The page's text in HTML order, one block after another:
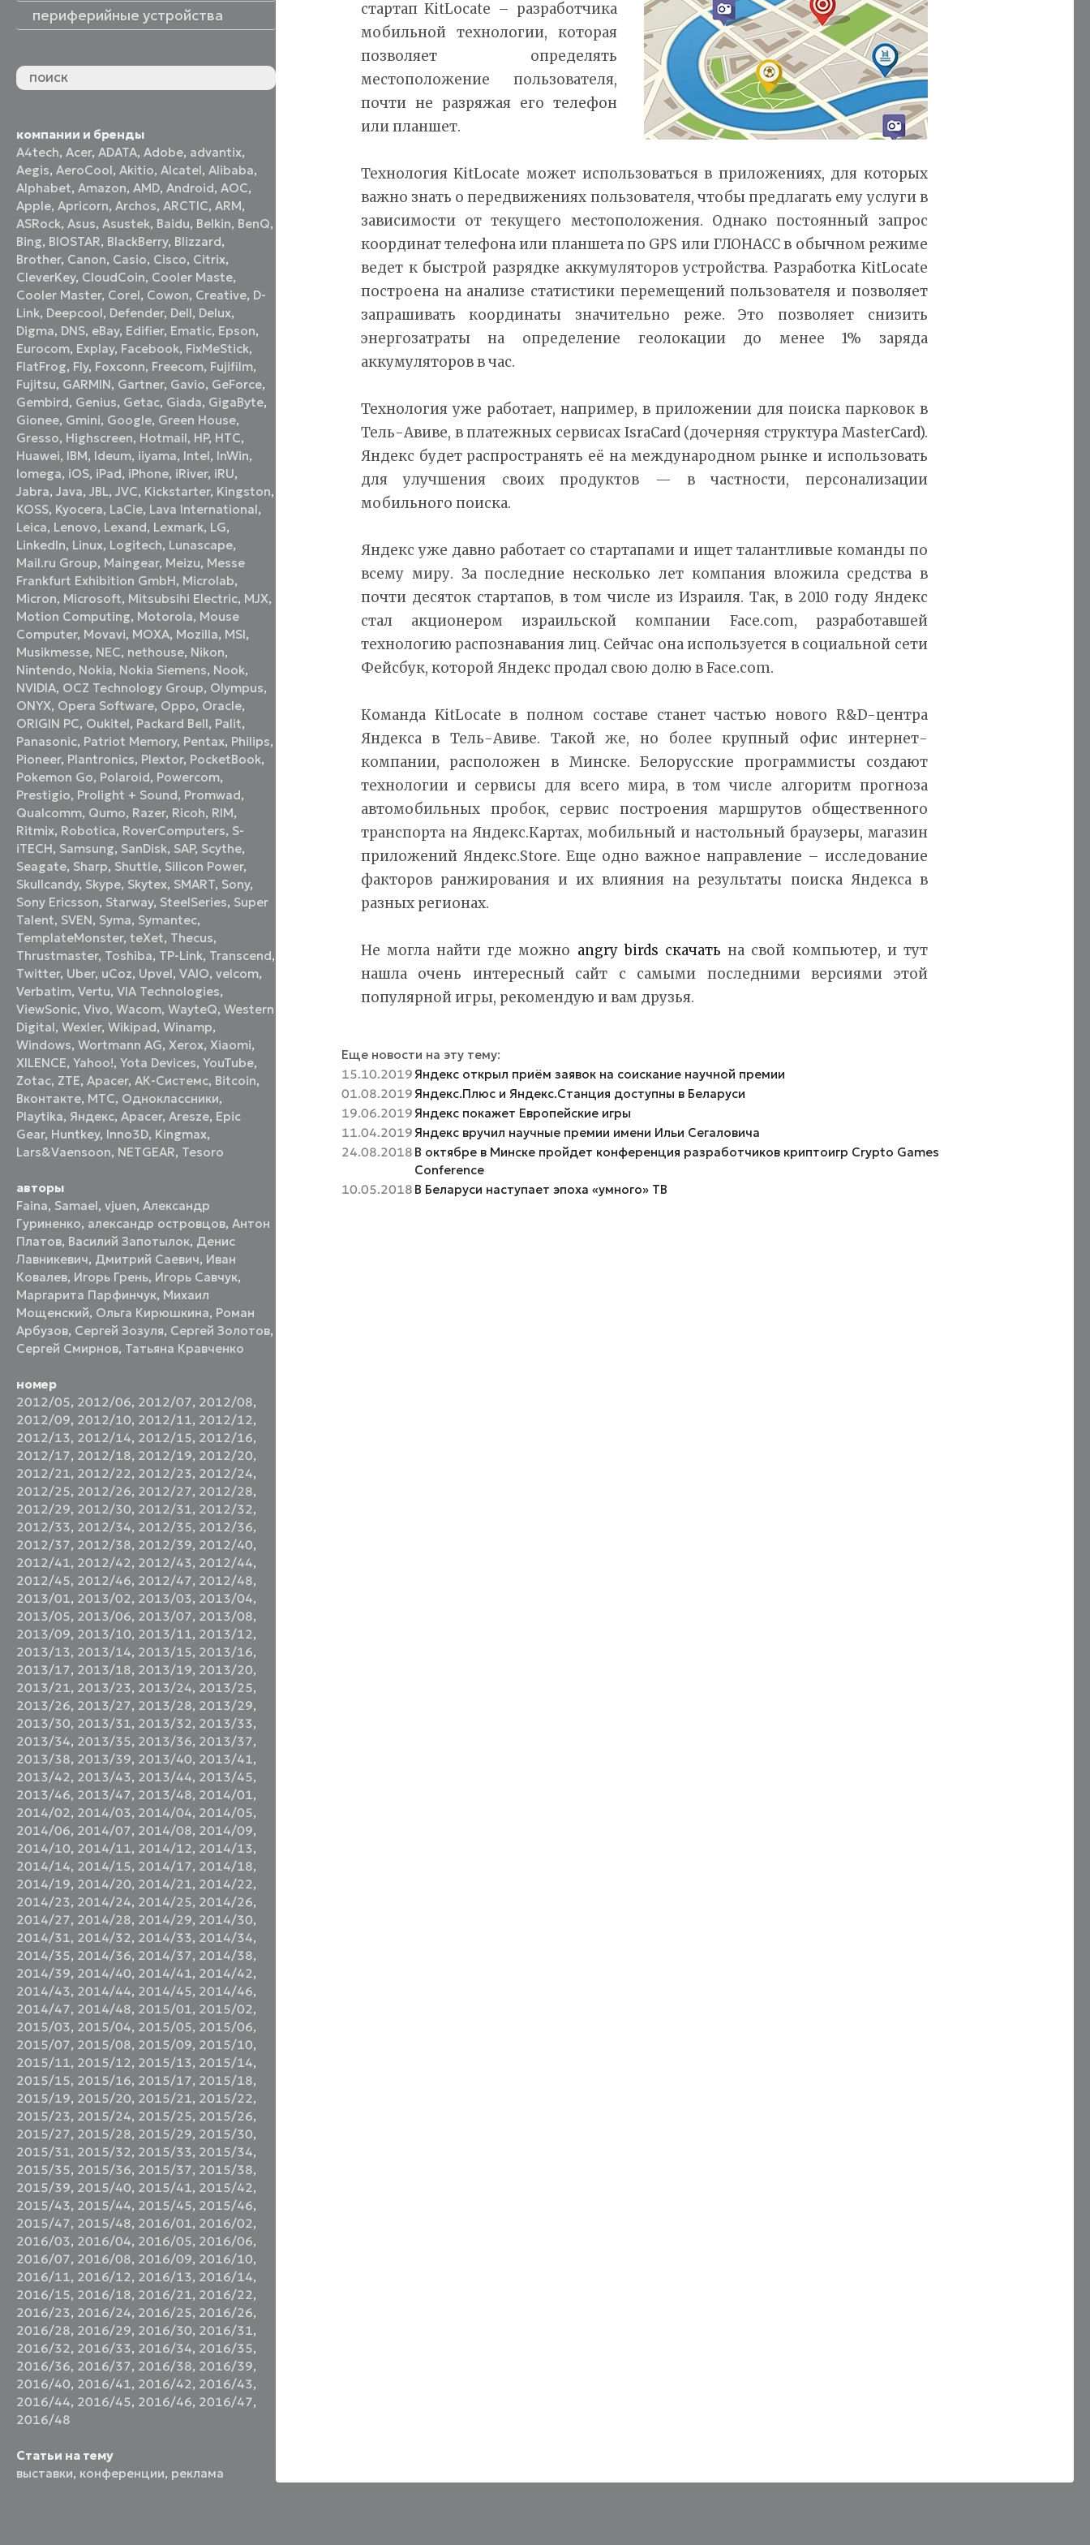
периферийные устройства
компании и бренды
A4tech,Acer,ADATA,Adobe, advantix,
Aegis,AeroCool,Akitio,Alcatel,Alibaba,
Alphabet,Amazon,AMD,Android,AOC,
Apple,Apricorn,Archos,ARCTIC,ARM,
ASRock,Asus,Asustek, Baidu, Belkin, BenQ,
Bing, BIOSTAR, BlackBerry, Blizzard,
Brother, Canon, Casio, Cisco, Citrix,
CleverKey, CloudCoin, Cooler Maste,
Cooler Master, Corel, Cowon, Creative, D-
Link, Deepcool, Defender, Dell, Delux,
Digma, DNS, eBay, Edifier, Ematic, Epson,
Eurocom, Explay, Facebook, FixMeStick,
FlatFrog, Fly, Foxconn, Freecom, Fujifilm,
Fujitsu, GARMIN, Gartner, Gavio, GeForce,
Gembird, Genius, Getac, Giada, GigaByte,
Gionee, Gmini, Google, Green House,
Gresso, Highscreen, Hotmail, HP, HTC,
Huawei, IBM, Ideum, iiyama, Intel, InWin,
Iomega, iOS, iPad, iPhone, iRiver, iRU,
Jabra,Java,JBL,JVC, Kickstarter, Kingston,
KOSS, Kyocera, LaCie, Lava International,
Leica, Lenovo, Lexand, Lexmark, LG,
LinkedIn, Linux, Logitech, Lunascape,
Mail.ru Group, Maingear, Meizu, Messe
Frankfurt Exhibition GmbH, Microlab,
Micron, Microsoft, Mitsubsihi Electric, MJX,
Motion Computing, Motorola, Mouse
Computer, Movavi, MOXA, Mozilla, MSI,
Musikmesse, NEC, nethouse, Nikon,
Nintendo, Nokia, Nokia Siemens, Nook,
NVIDIA, OCZ Technology Group, Olympus,
ONYX, Opera Software, Oppo, Oracle,
ORIGIN PC, Oukitel, Packard Bell, Palit,
Panasonic, Patriot Memory, Pentax, Philips,
Pioneer, Plantronics, Plextor, PocketBook,
Pokemon Go, Polaroid, Powercom,
Prestigio, Prolight + Sound, Promwad,
Qualcomm, Qumo, Razer, Ricoh, RIM,
Ritmix, Robotica, RoverComputers, S-
iTECH, Samsung, SanDisk, SAP, Scythe,
Seagate, Sharp, Shuttle, Silicon Power,
Skullcandy, Skype, Skytex, SMART, Sony,
Sony Ericsson, Starway, SteelSeries, Super
Talent, SVEN, Syma, Symantec,
TemplateMonster,teXet, Thecus,
Thrustmaster, Toshiba, TP-Link, Transcend,
Twitter, Uber, uCoz, Upvel,VAIO,velcom,
Verbatim,Vertu,VIA Technologies,
ViewSonic,Vivo,Wacom,WayteQ,Western
Digital,Wexler,Wikipad,Winamp,
Windows,Wortmann AG,Xerox,Xiaomi,
XILENCE,Yahoo!,Yota Devices,YouTube,
Zotac, ZTE,Аpacer,АК-Системс, Вitcoin,
Вконтакте, МТС, Одноклассники,
Playtika, Яндекс,Apacer,Aresze, Epic
Gear, Huntkey, Inno3D, Kingmax,
Lars&Vaensoon, NETGEAR, Tesoro
авторы
Faina, Samael,vjuen,Александр
Гуриненко, александр островцов,Антон
Платов, Василий Запотылок, Денис
Лавникевич, Дмитрий Саевич, Иван
Ковалев, Игорь Грень, Игорь Савчук,
Маргарита Парфинчук, Михаил
Мощенский, Ольга Кирюшкина, Роман
Арбузов, Сергей Зозуля, Сергей Золотов,
Сергей Смирнов, Татьяна Кравченко
номер
2012/05, 2012/06, 2012/07, 2012/08,
2012/09, 2012/10, 2012/11, 2012/12,
2012/13, 2012/14, 2012/15, 2012/16,
2012/17, 2012/18, 2012/19, 2012/20,
2012/21, 2012/22, 2012/23, 2012/24,
2012/25, 2012/26, 2012/27, 2012/28,
2012/29, 2012/30, 2012/31, 2012/32,
2012/33, 2012/34, 2012/35, 2012/36,
2012/37, 2012/38, 2012/39, 2012/40,
2012/41, 2012/42, 2012/43, 2012/44,
2012/45, 2012/46, 2012/47, 2012/48,
2013/01, 2013/02, 2013/03, 2013/04,
2013/05, 2013/06, 2013/07, 2013/08,
2013/09, 2013/10, 2013/11, 2013/12,
2013/13, 2013/14, 2013/15, 2013/16,
2013/17, 2013/18, 2013/19, 2013/20,
2013/21, 2013/23, 2013/24, 2013/25,
2013/26, 2013/27, 2013/28, 2013/29,
2013/30, 2013/31, 2013/32, 2013/33,
2013/34, 2013/35, 2013/36, 2013/37,
2013/38, 2013/39, 2013/40, 2013/41,
2013/42, 2013/43, 2013/44, 2013/45,
2013/46, 2013/47, 2013/48, 2014/01,
2014/02, 2014/03, 2014/04, 2014/05,
2014/06, 2014/07, 2014/08, 2014/09,
2014/10, 2014/11, 2014/12, 2014/13,
2014/14, 2014/15, 2014/17, 2014/18,
2014/19, 2014/20, 2014/21, 2014/22,
2014/23, 2014/24, 2014/25, 2014/26,
2014/27, 2014/28, 2014/29, 2014/30,
2014/31, 2014/32, 2014/33, 2014/34,
2014/35, 2014/36, 2014/37, 2014/38,
2014/39, 2014/40, 2014/41, 2014/42,
2014/43, 2014/44, 2014/45, 2014/46,
2014/47, 2014/48, 2015/01, 2015/02,
2015/03, 2015/04, 2015/05, 2015/06,
2015/07, 2015/08, 2015/09, 2015/10,
2015/11, 2015/12, 2015/13, 2015/14,
2015/15, 2015/16, 2015/17, 2015/18,
2015/19, 2015/20, 2015/21, 2015/22,
2015/23, 2015/24, 2015/25, 2015/26,
2015/27, 2015/28, 2015/29, 2015/30,
2015/31, 2015/32, 2015/33, 2015/34,
2015/35, 2015/36, 2015/37, 2015/38,
2015/39, 2015/40, 2015/41, 2015/42,
2015/43, 2015/44, 2015/45, 2015/46,
2015/47, 2015/48, 2016/01, 2016/02,
2016/03, 2016/04, 2016/05, 2016/06,
2016/07, 2016/08, 2016/09, 2016/10,
2016/11, 2016/12, 2016/13, 2016/14,
2016/15, 2016/18, 2016/21, 2016/22,
2016/23, 2016/24, 2016/25, 2016/26,
2016/28, 2016/29, 2016/30, 2016/31,
2016/32, 2016/33, 2016/34, 2016/35,
2016/36, 2016/37, 2016/38, 2016/39,
2016/40, 2016/41, 2016/42, 2016/43,
2016/44, 2016/45, 2016/46, 2016/47,
2016/48
Статьи на тему
выставки, конференции, реклама
стартап KitLocate – разработчика
мобильной технологии, которая
позволяет определять
местоположение пользователя,
почти не разряжая его телефон
или планшет.
Технология KitLocate может использоваться в приложениях, для которых
важно знать о передвижениях пользователя, чтобы предлагать ему услуги в
зависимости от текущего местоположения. Однако постоянный запрос
координат телефона или планшета по GPS или ГЛОНАСС в обычном режиме
ведет к быстрой разрядке аккумуляторов устройства. Разработка KitLocate
построена на анализе статистики перемещений пользователя и позволяет
запрашивать координаты значительно реже. Это позволяет снизить
энергозатраты на определение геолокации до менее 1% заряда
аккумуляторов в час.
Технология уже работает, например, в приложении для поиска парковок в
Тель-Авиве, в платежных сервисах IsraCard (дочерняя структура MasterCard).
Яндекс будет распространять её на международном рынке и использовать
для улучшения своих продуктов — в частности, персонализации
мобильного поиска.
Яндекс уже давно работает со стартапами и ищет талантливые команды по
всему миру. За последние несколько лет компания вложила средства в
почти десяток стартапов, в том числе из Израиля. Так, в 2010 году Яндекс
стал акционером израильской компании Face.com, разработавшей
технологию распознавания лиц. Сейчас она используется в социальной сети
Фейсбук, которой Яндекс продал свою долю в Face.com.
Команда KitLocate в полном составе станет частью нового R&D-центра
Яндекса в Тель-Авиве. Такой же, но более крупный офис интернет-
компании, расположен в Минске. Белорусские программисты создают
технологии и сервисы для всего мира, в том числе алгоритм прогноза
автомобильных пробок, сервис построения маршрутов общественного
транспорта на Яндекс.Картах, мобильный и настольный браузеры, магазин
приложений Яндекс.Store. Еще одно важное направление – исследование
факторов ранжирования и их влияния на результаты поиска Яндекса в
разных регионах.
Не могла найти где можно angry birds скачать на свой компьютер, и тут
нашла очень интересный сайт с самыми последними версиями этой
популярной игры, рекомендую и вам друзья.
Еще новости на эту тему:
15.10.2019Яндекс открыл приём заявок на соискание научной премии
01.08.2019Яндекс.Плюс и Яндекс.Станция доступны в Беларуси
19.06.2019Яндекс покажет Европейские игры
11.04.2019Яндекс вручил научные премии имени Ильи Сегаловича
24.08.2018 В октябре в Минске пройдет конференция разработчиков криптоигр Crypto Games
Conference
10.05.2018 В Беларуси наступает эпоха «умного» ТВ